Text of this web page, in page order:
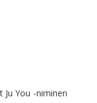
You -niminen